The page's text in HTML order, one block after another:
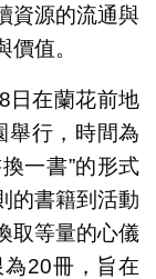
資源的流通與
值。
日在蘭花前地
舉行，時間為
一書”的形式
的書籍到活動
取等量的心儀
20冊，旨在